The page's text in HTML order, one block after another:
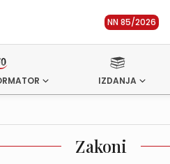
NN 85/2026
IZDANJA
Zakoni